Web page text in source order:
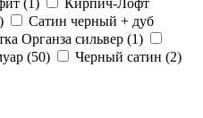
(1)
Кирпич-Лофт
)
Сатин черный + дуб
Органза сильвер (1)
(50) Черный сатин (2)